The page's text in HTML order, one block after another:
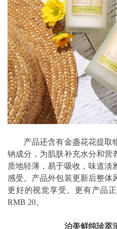
产品还含有金盏花花提取
钠成分，为肌肤补充水分和营
质地轻薄，易于吸收，味道淡
感受。产品外包装更新后整体
更好的视觉享受。更有产品
RMB 20。
泊美鲜纯珍萃